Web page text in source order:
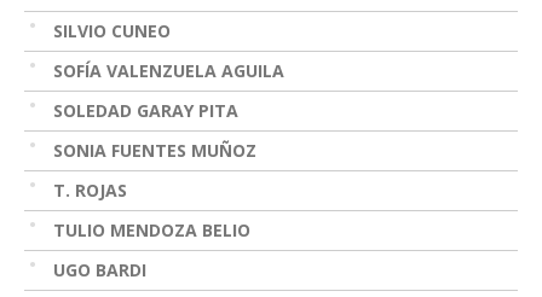
SILVIO CUNEO
SOFÍA VALENZUELA AGUILA
SOLEDAD GARAY PITA
SONIA FUENTES MUÑOZ
T. ROJAS
TULIO MENDOZA BELIO
UGO BARDI